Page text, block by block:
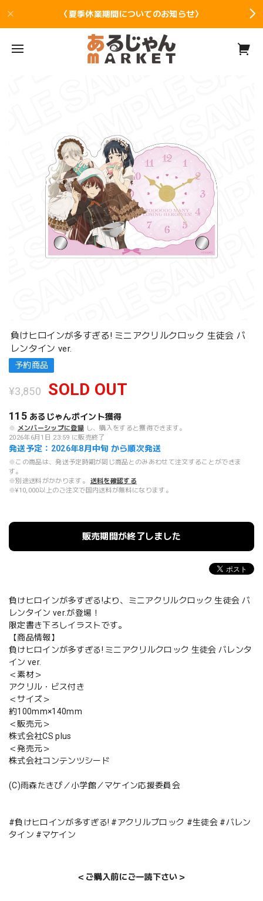
〈夏季休業期間についてのお知らせ〉
負けヒロインが多すぎる! ミニアクリルクロック 生徒会 バ
レンタイン ver.
予約商品
¥3,850 SOLD OUT
115 あるじゃんポイント獲得
※ メンバーシップに登録 し、購入をすると獲得できます。
2026年6月1日 23:59 に販売終了
発送予定：2026年8月中旬 から順次発送
※この商品は、発送予定時期が同じ商品とのみあわせて注文することができま
す。
※別途送料がかかります。
送料を確認する
※¥10,000以上のご注文で国内送料が無料になります。
販売期間が終了しました
負けヒロインが多すぎる!より、ミニアクリルクロック 生徒会 バ
レンタイン ver.が登場！
限定書き下ろしイラストです。
【商品情報】
負けヒロインが多すぎる! ミニアクリルクロック 生徒会 バレンタ
イン ver.
＜素材＞
アクリル・ビス付き
＜サイズ＞
約100mm×140mm
＜販売元＞
株式会社CS plus
＜発売元＞
株式会社コンテンツシード
(C)雨森たきび／小学館／マケイン応援委員会
#負けヒロインが多すぎる! #アクリルブロック #生徒会 #バレン
タイン #マケイン
＜ご購入前にご一読下さい＞